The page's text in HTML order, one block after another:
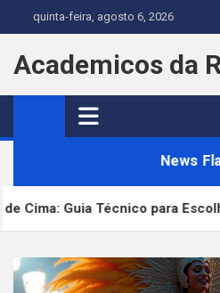
to
content
quinta-feira, agosto 6, 2026
Academicos da
News
Técnico para Escolher a